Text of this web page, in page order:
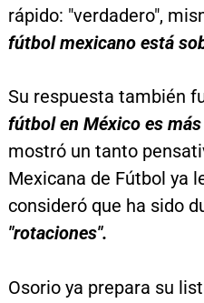
rápido: "verdadero",
fútbol mexicano está
Su respuesta también
fútbol en México es
mostró un tanto
Mexicana de Fútbol ya
consideró que ha sido
"rotaciones".
Osorio ya prepara su